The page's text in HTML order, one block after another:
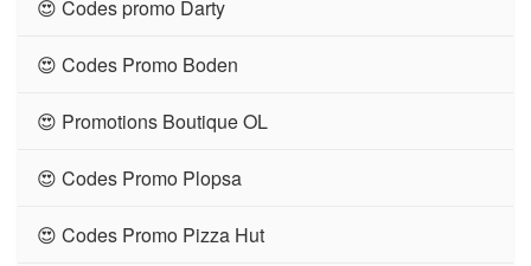
😍 Codes promo Darty
😍 Codes Promo Boden
😍 Promotions Boutique OL
😍 Codes Promo Plopsa
😍 Codes Promo Pizza Hut